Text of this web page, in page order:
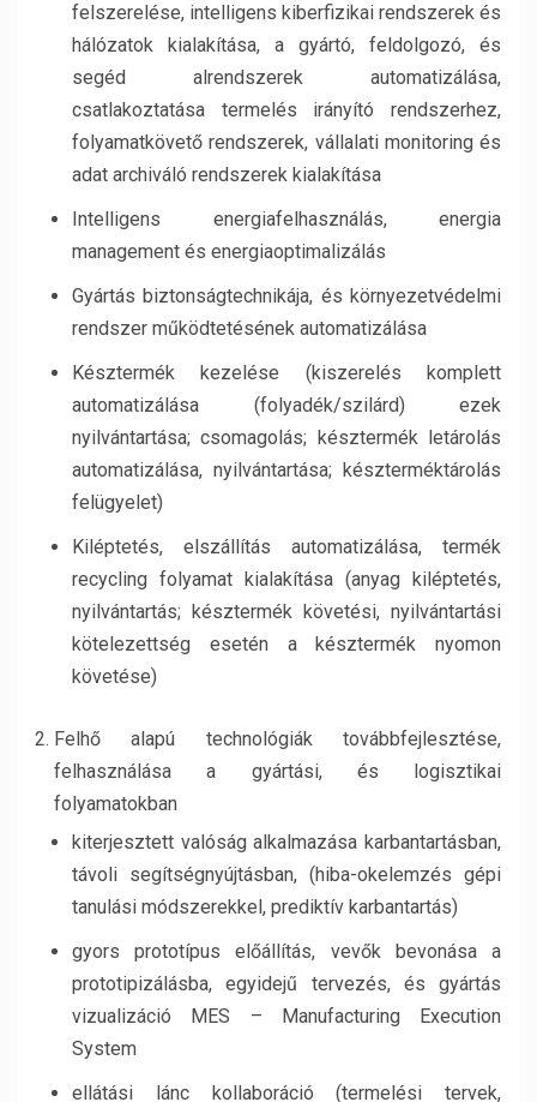
felszerelése, intelligens kiberfizikai rendszerek és
hálózatok kialakítása, a gyártó, feldolgozó, és
segéd alrendszerek automatizálása,
csatlakoztatása termelés irányító rendszerhez,
folyamatkövető rendszerek, vállalati monitoring és
adat archiváló rendszerek kialakítása
Intelligens energiafelhasználás, energia
management és energiaoptimalizálás
Gyártás biztonságtechnikája, és környezetvédelmi
rendszer működtetésének automatizálása
Késztermék kezelése (kiszerelés komplett
automatizálása (folyadék/szilárd) ezek
nyilvántartása; csomagolás; késztermék letárolás
automatizálása, nyilvántartása; készterméktárolás
felügyelet)
Kiléptetés, elszállítás automatizálása, termék
recycling folyamat kialakítása (anyag kiléptetés,
nyilvántartás; késztermék követési, nyilvántartási
kötelezettség esetén a késztermék nyomon
követése)
Felhő alapú technológiák továbbfejlesztése,
felhasználása a gyártási, és logisztikai
folyamatokban
kiterjesztett valóság alkalmazása karbantartásban,
távoli segítségnyújtásban, (hiba-okelemzés gépi
tanulási módszerekkel, prediktív karbantartás)
gyors prototípus előállítás, vevők bevonása a
prototipizálásba, egyidejű tervezés, és gyártás
vizualizáció MES – Manufacturing Execution
System
ellátási lánc kollaboráció (termelési tervek,